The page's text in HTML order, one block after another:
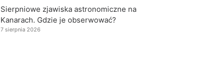
Sierpniowe zjawiska astronomiczne na
Kanarach. Gdzie je obserwować?
7 sierpnia 2026